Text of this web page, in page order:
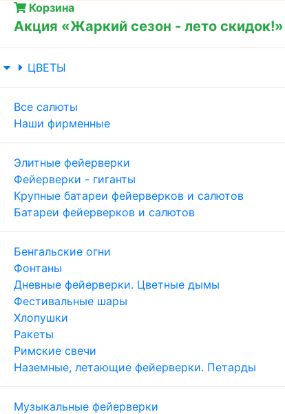
Корзина
Акция «Жаркий сезон - лето скидок!»
ЦВЕТЫ
Все салюты
Наши фирменные
Элитные фейерверки
Фейерверки - гиганты
Крупные батареи фейерверков и салютов
Батареи фейерверков и салютов
Бенгальские огни
Фонтаны
Дневные фейерверки. Цветные дымы
Фестивальные шары
Хлопушки
Ракеты
Римские свечи
Наземные, летающие фейерверки. Петарды
Музыкальные фейерверки